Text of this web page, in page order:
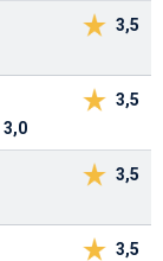
3,5
3,5
3,0
3,5
3,5